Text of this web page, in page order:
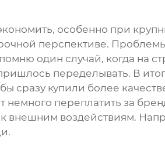
особенно при
перспективе.
один случай, когда на
переделывать. В
сразу купили более
немного переплатить за
внешним воздействиям.